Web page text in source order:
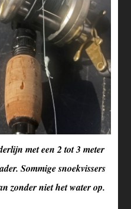
met een 2 tot 3 meter
Sommige snoekvissers
zonder niet het water op.